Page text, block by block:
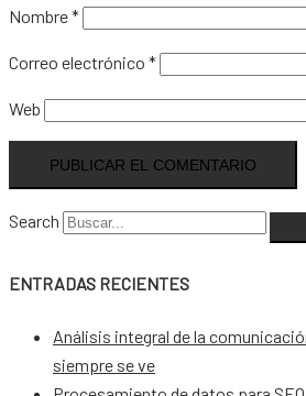
Nombre*
Correo electrónico *
Web
Search
ENTRADAS RECIENTES
Análisis integral de la
siempre se ve